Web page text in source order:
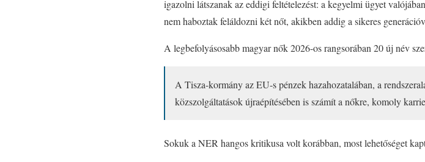
igazolni látszanak az eddigi feltételezést: a kegyelmi ügyet
nem haboztak feláldozni két nőt, akikben addig a sikeres
A legbefolyásosabb magyar nők 2026-os rangsorában 20 új név
A Tisza-kormány az EU-s pénzek hazahozatalában, a
közszolgáltatások újraépítésében is számít a nőkre, komoly
Sokuk a NER hangos kritikusa volt korábban, most lehetőséget